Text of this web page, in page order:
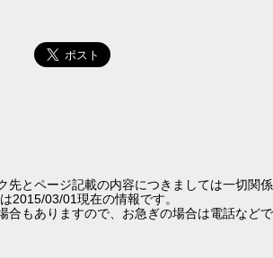
先とページ記載の内容につきましては一切関係
2015/03/01現在の情報です。
合もありますので、お急ぎの場合は電話などで